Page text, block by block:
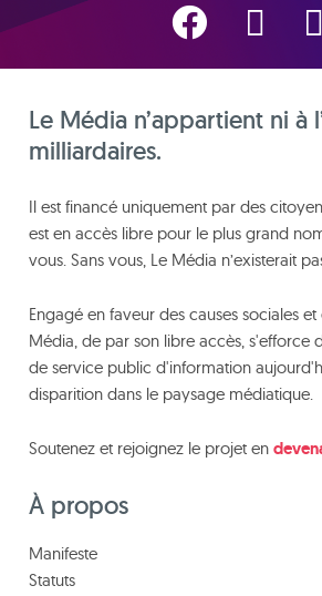
Le Média n’appartient ni à
milliardaires.
Il est financé uniquement par des
est en accès libre pour le plus grand
vous. Sans vous, Le Média n’existerait
Engagé en faveur des causes sociales
Média, de par son libre accès, s'efforce
de service public d'information
disparition dans le paysage médiatique.
Soutenez et rejoignez le projet en
À propos
Manifeste
Statuts